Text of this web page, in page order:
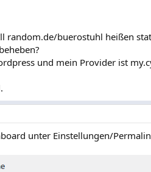
random.de/buerostuhl heißen
und mein Provider ist
unter Einstellungen/